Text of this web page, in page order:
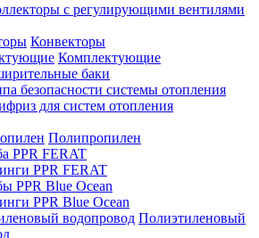
с регулирующими вентилями
Конвекторы
Комплектующие
баки
безопасности системы отопления
для систем отопления
Полипропилен
PPR FERAT
PPR FERAT
PPR Blue Ocean
PPR Blue Ocean
Полиэтиленовый